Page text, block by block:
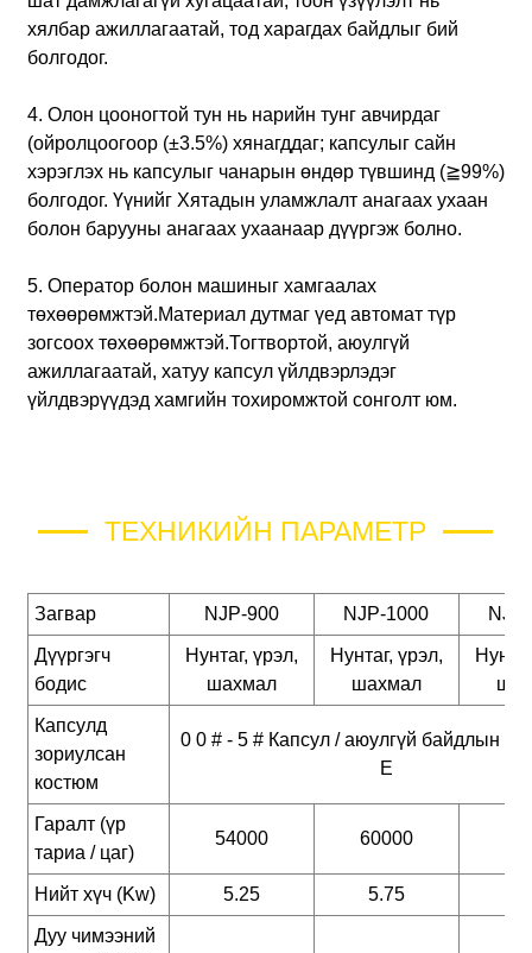
хялбар ажиллагаатай, тод харагдах байдлыг бий
болгодог.
4. Олон цооногтой тун нь нарийн тунг авчирдаг
(ойролцоогоор (±3.5%) хянагддаг; капсулыг сайн
хэрэглэх нь капсулыг чанарын өндөр түвшинд (≧99%)
болгодог. Үүнийг Хятадын уламжлалт анагаах ухаан
болон барууны анагаах ухаанаар дүүргэж болно.
5. Оператор болон машиныг хамгаалах
төхөөрөмжтэй.Материал дутмаг үед автомат түр
зогсоох төхөөрөмжтэй.Тогтвортой, аюулгүй
ажиллагаатай, хатуу капсул үйлдвэрлэдэг
үйлдвэрүүдэд хамгийн тохиромжтой сонголт юм.
ТЕХНИКИЙН ПАРАМЕТР
Загвар NJP-900 NJP-1000
Дүүргэгч
бодис
Нунтаг, үрэл,
шахмал
Нунтаг, үрэл,
шахмал
Капсулд
зориулсан
костюм
0 0 # - 5 # Капсул / аюулгүй байдлын
E
Гаралт (үр
тариа / цаг)
54000 60000
Нийт хүч (Kw) 5.25 5.75
Дуу чимээний